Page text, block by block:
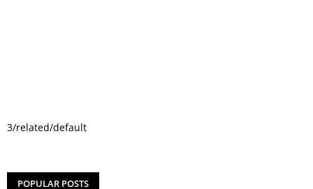
3/related/default
POPULAR POSTS